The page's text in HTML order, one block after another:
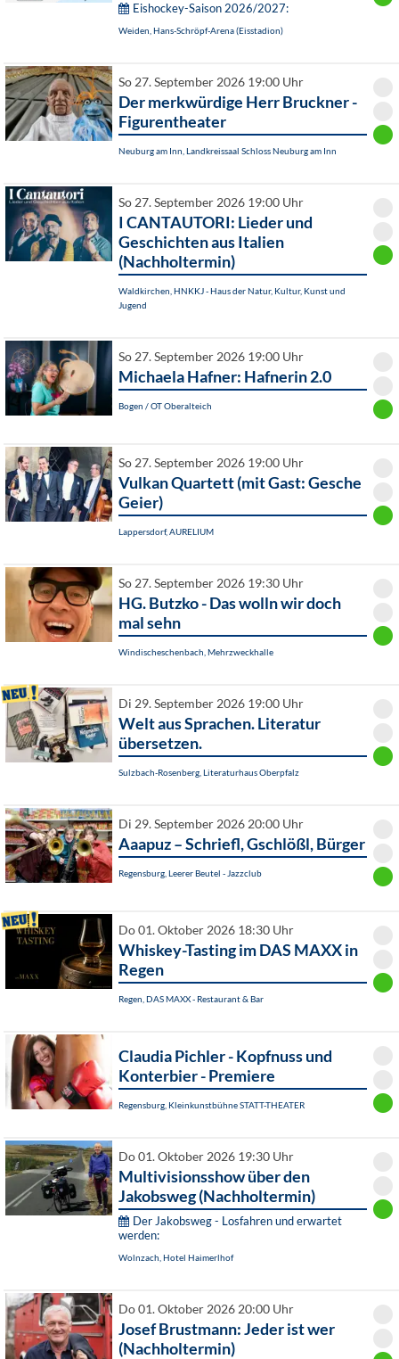
Eishockey-Saison 2026/2027:
Weiden, Hans-Schröpf-Arena (Eisstadion)
So 27. September 2026 19:00 Uhr
Der merkwürdige Herr Bruckner -
Figurentheater
Neuburg am Inn, Landkreissaal Schloss Neuburg am Inn
So 27. September 2026 19:00 Uhr
I CANTAUTORI: Lieder und
Geschichten aus Italien
(Nachholtermin)
Waldkirchen, HNKKJ - Haus der Natur, Kultur, Kunst und
Jugend
So 27. September 2026 19:00 Uhr
Michaela Hafner: Hafnerin 2.0
Bogen / OT Oberalteich
So 27. September 2026 19:00 Uhr
Vulkan Quartett (mit Gast: Gesche
Geier)
Lappersdorf, AURELIUM
So 27. September 2026 19:30 Uhr
HG. Butzko - Das wolln wir doch
mal sehn
Windischeschenbach, Mehrzweckhalle
Di 29. September 2026 19:00 Uhr
Welt aus Sprachen. Literatur
übersetzen.
Sulzbach-Rosenberg, Literaturhaus Oberpfalz
Di 29. September 2026 20:00 Uhr
Aaapuz – Schriefl, Gschlößl, Bürger
Regensburg, Leerer Beutel - Jazzclub
Do 01. Oktober 2026 18:30 Uhr
Whiskey-Tasting im DAS MAXX in
Regen
Regen, DAS MAXX - Restaurant & Bar
Claudia Pichler - Kopfnuss und
Konterbier - Premiere
Regensburg, Kleinkunstbühne STATT-THEATER
Do 01. Oktober 2026 19:30 Uhr
Multivisionsshow über den
Jakobsweg (Nachholtermin)
Der Jakobsweg - Losfahren und erwartet
werden:
Wolnzach, Hotel Haimerlhof
Do 01. Oktober 2026 20:00 Uhr
Josef Brustmann: Jeder ist wer
(Nachholtermin)